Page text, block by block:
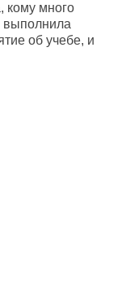
кому много
выполнила
об учебе, и